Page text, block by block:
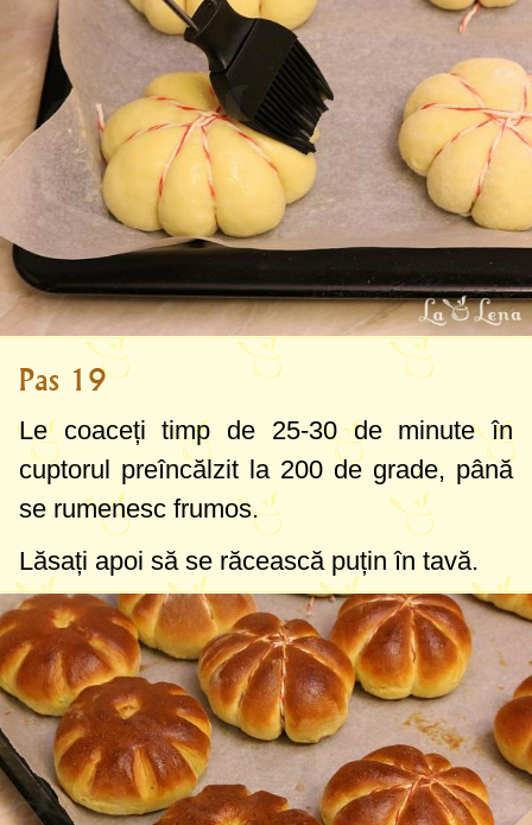
Pas 19
Le coaceți timp de 25-30 de minute în
cuptorul preîncălzit la 200 de grade, până
se rumenesc frumos.
Lăsați apoi să se răcească puțin în tavă.